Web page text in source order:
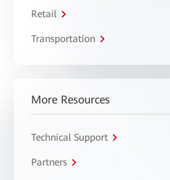
Retail
Transportation
More Resources
Technical Support
Partners